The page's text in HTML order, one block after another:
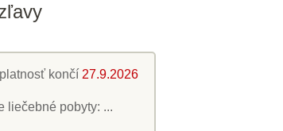
platnosť končí 27.9.2026
liečebné pobyty: ...